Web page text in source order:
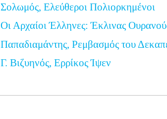
Σολωμός, Ελεύθεροι Πολιορκημένοι
Οι Αρχαίοι Έλληνες: Έκλινας
Παπαδιαμάντης, Ρεμβασμός του
Γ. Βιζυηνός, Ερρίκος Ίψεν